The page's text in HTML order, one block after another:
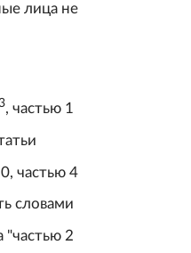
лица не
, частью 1
частью 4
словами
"частью 2